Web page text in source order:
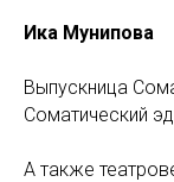
Ика Мунипова
Выпускница
Соматический
А также